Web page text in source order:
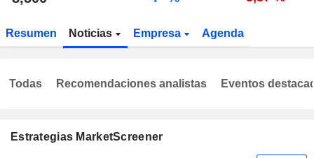
Resumen Noticias Empresa Agenda
Estrategias MarketScreener
Todas Recomendaciones analistas Eventos